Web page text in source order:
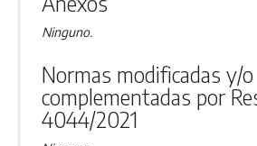
Ninguno.
Normas modificadas y/o
complementadas por
4044/2021